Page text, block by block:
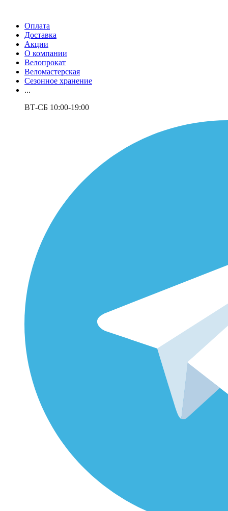
Оплата
Доставка
Акции
О компании
Велопрокат
Веломастерская
Сезонное хранение
...
ВТ-СБ 10:00-19:00